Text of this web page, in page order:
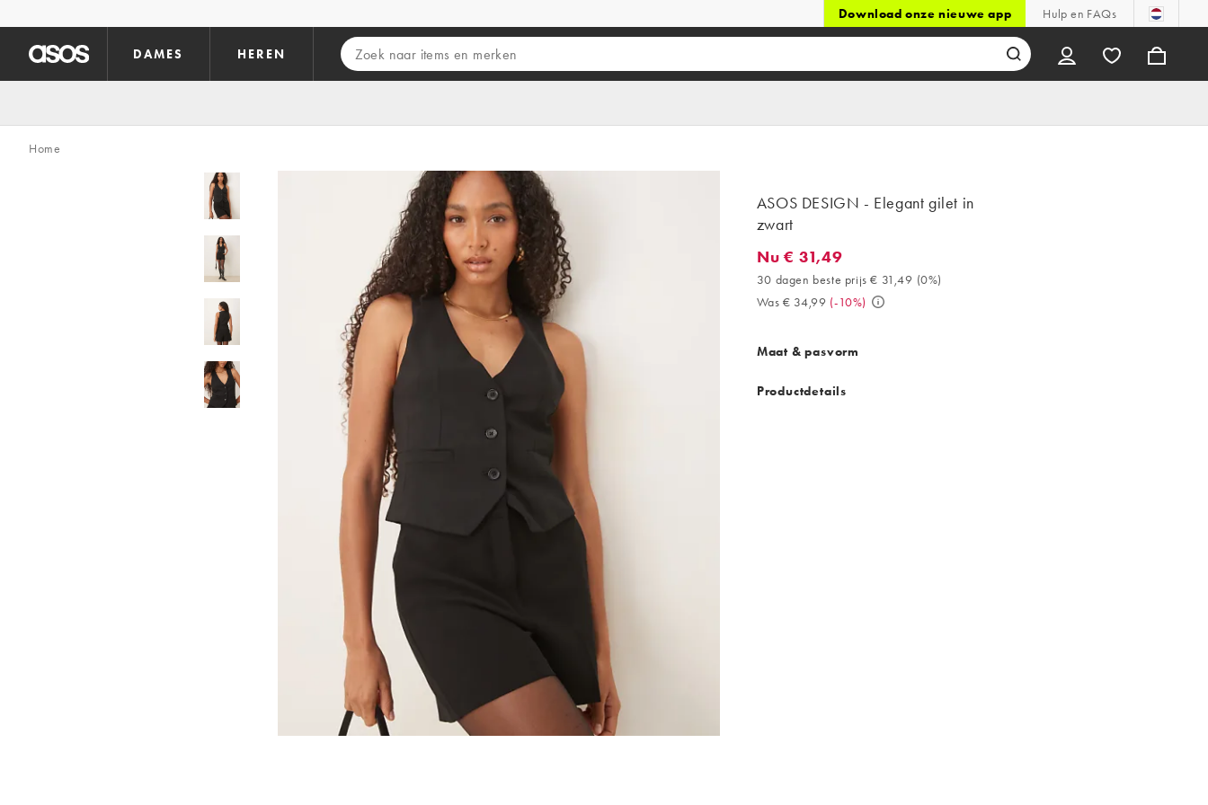
Download onze nieuwe app Hulp en FAQs
DAMES HEREN
Home
ASOS DESIGN - Elegant gilet in
zwart
Nu € 31,49. 30 dagen beste prijs € 31,49 (0%). Was € 34,99. (-10%)
Nu € 31,49
30 dagen beste prijs € 31,49 (0%)
Was € 34,99 (-10%)
Maat & pasvorm
Productdetails